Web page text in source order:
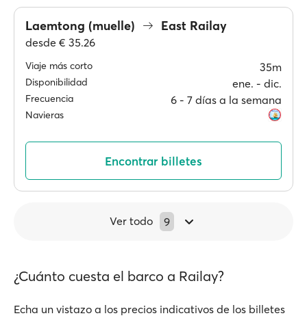
Laemtong (muelle) East Railay
desde € 35.26
Viaje más corto 35m
Disponibilidad ene. ‐ dic.
Frecuencia 6 ‐ 7 días a la semana
Navieras
Encontrar billetes
Ver todo 9
¿Cuánto cuesta el barco a Railay?
Echa un vistazo a los precios indicativos de los billetes